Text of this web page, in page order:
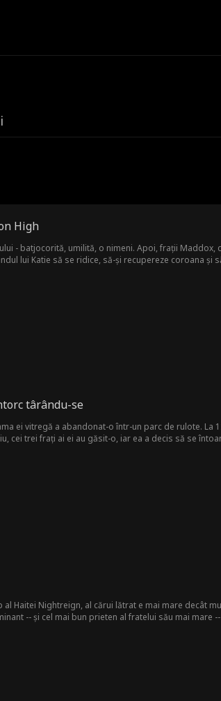
High
- batjocorită, umilită, o nimeni. Apoi, frații
lui Katie să se ridice, să-și recupereze coroana
târându-se
ei vitregă a abandonat-o într-un parc de rulote.
cei trei frați ai ei au găsit-o, iar ea a decis să se
Haitei Nightreign, al cărui lătrat e mai mare decât
-- și cel mai bun prieten al fratelui său mai mare